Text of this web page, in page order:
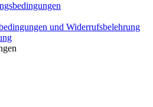
und Widerrufsbelehrung